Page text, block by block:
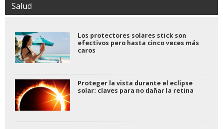
Salud
Los protectores solares stick son
efectivos pero hasta cinco veces más
caros
Proteger la vista durante el eclipse
solar: claves para no dañar la retina